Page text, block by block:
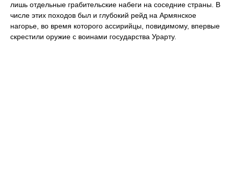
лишь отдельные грабительские набеги на соседние страны. В
числе этих походов был и глубокий рейд на Армянское
нагорье, во время которого ассирийцы, повидимому, впервые
скрестили оружие с воинами государства Урарту.